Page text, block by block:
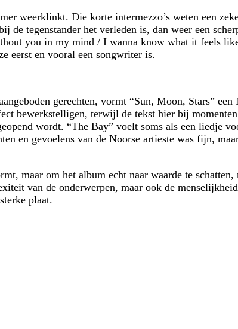
weerklinkt. Die korte intermezzo’s weten een
tegenstander het verleden is, dan weer een
you in my mind / I wanna know what it feels
eerst en vooral een songwriter is.
gerechten, vormt “Sun, Moon, Stars”
bewerkstelligen, terwijl de tekst hier bij
wordt. “The Bay” voelt soms als een liedje
en gevoelens van de Noorse artieste was fijn,
maar om het album echt naar waarde te schatten,
van de onderwerpen, maar ook de
plaat.